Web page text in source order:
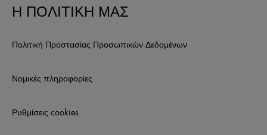
Η ΠΟΛΙΤΙΚΗ ΜΑΣ
Πολιτική Προστασίας Προσωπικών Δεδομένων
Νομικές πληροφορίες
Ρυθμίσεις cookies